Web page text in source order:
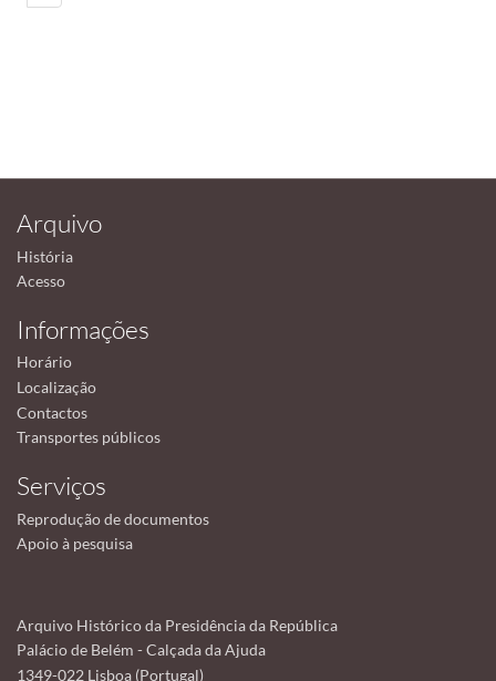
Arquivo
História
Acesso
Informações
Horário
Localização
Contactos
Transportes públicos
Serviços
Reprodução de documentos
Apoio à pesquisa
Arquivo Histórico da Presidência da República
Palácio de Belém - Calçada da Ajuda
1349-022 Lisboa (Portugal)